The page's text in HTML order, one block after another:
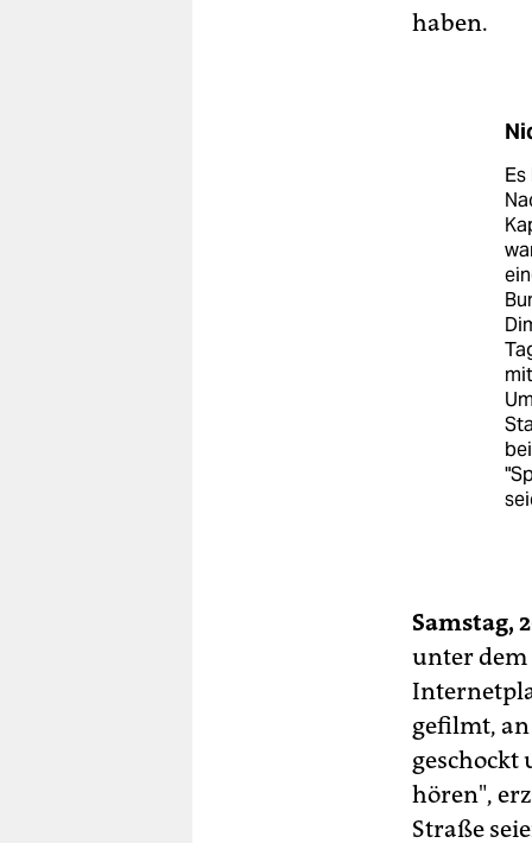
haben.
Samstag,
unter dem
gefilmt,
geschockt
hören",
Straße